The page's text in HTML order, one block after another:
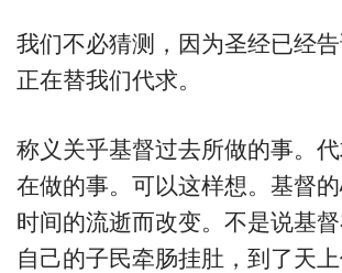
我们不必猜测，因为圣经已经
正在替我们代求。
称义关乎基督过去所做的事。
在做的事。可以这样想。基督
时间的流逝而改变。不是说基
自己的子民牵肠挂肚，到了天